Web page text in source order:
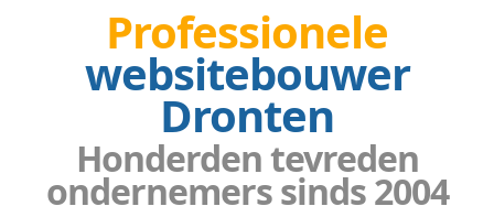
Professionele
websitebouwer
Dronten
Honderden tevreden
ondernemers sinds 2004